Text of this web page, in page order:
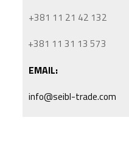
+381 11 21 42 132
+381 11 31 13 573
EMAIL:
info@seibl-trade.com